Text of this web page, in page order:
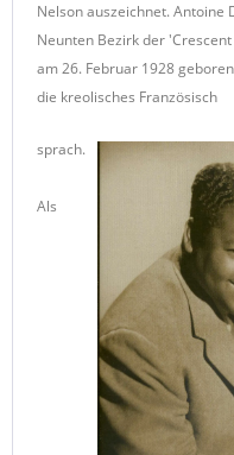
Nelson auszeichnet. Antoine
Neunten Bezirk der
am 26. Februar 1928
die kreolisches Französisch
sprach.
Als